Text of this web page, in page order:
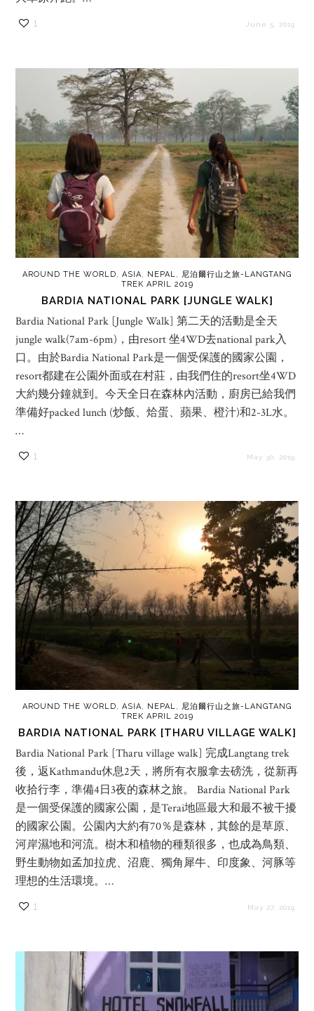
1 June 5, 2019
AROUND THE WORLD ASIA NEPAL
尼泊爾行山之旅-LANGTANG
TREK APRIL 2019
BARDIA NATIONAL PARK [JUNGLE WALK]
Bardia National Park [Jungle Walk] 第二天的活動是全天
jungle walk(7am-6pm)，由resort 坐4WD去national park入
口。由於Bardia National Park是一個受保護的國家公園，
resort都建在公園外面或在村莊，由我們住的resort坐4WD
大約幾分鐘就到。今天全日在森林內活動，廚房已給我們
準備好packed lunch (炒飯、烚蛋、蘋果、橙汁)和2-3L水。
…
1 May 30, 2019
AROUND THE WORLD, ASIA, NEPAL, 尼泊爾行山之旅-LANGTANG
TREK APRIL 2019
BARDIA NATIONAL PARK [THARU VILLAGE WALK]
Bardia National Park [Tharu village walk] 完成Langtang trek
後，返Kathmandu休息2天，將所有衣服拿去磅洗，從新再
收拾行李，準備4日3夜的森林之旅。 Bardia National Park
是一個受保護的國家公園，是Terai地區最大和最不被干擾
的國家公園。公園內大約有70％是森林，其餘的是草原、
河岸濕地和河流。樹木和植物的種類很多，也成為鳥類、
野生動物如孟加拉虎、沼鹿、獨角犀牛、印度象、河豚等
理想的生活環境。…
1 May 27, 2019